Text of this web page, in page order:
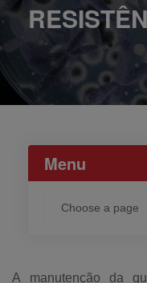
Menu
A manutenção da